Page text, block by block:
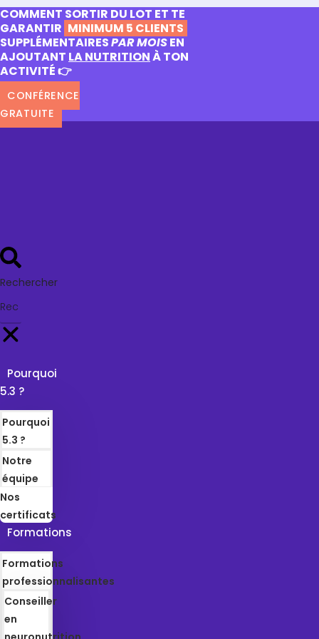
COMMENT SORTIR DU LOT ET TE
GARANTIR MINIMUM 5 CLIENTS
SUPPLÉMENTAIRESPAR MOISEN
AJOUTANT LA NUTRITIONÀ TON
ACTIVITÉ 👉
CONFÉRENCE
GRATUITE
Rechercher
Pourquoi
5.3 ?
Pourquoi
5.3 ?
Notre
équipe
Nos
certificats
Formations
Formations
professionnalisantes
Conseiller
en